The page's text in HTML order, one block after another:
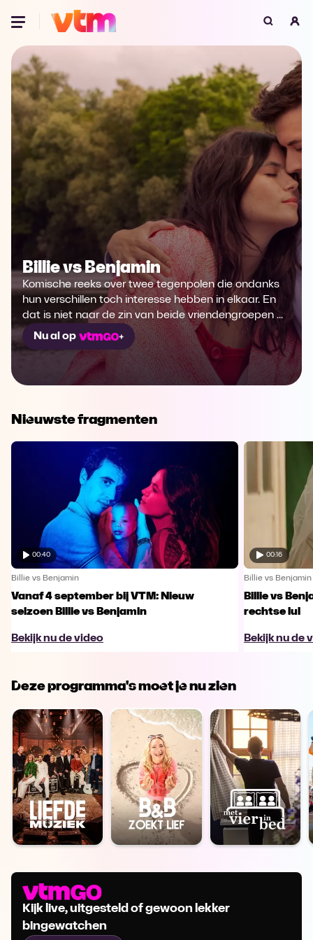
Voor je onze programma's gaat ontdekken,
best je browser updaten of hieronder één
van de ondersteunde browsers
downloaden.
Google Chrome Download
Firefox Download
Safari Download
Microsoft Edge Download
Opera Download
Billie vs Benjamin
Komische reeks over twee tegenpolen die ondanks
hun verschillen toch interesse hebben in elkaar. En
dat is niet naar de zin van beide vriendengroepen ...
Nu al op
Nieuwste fragmenten
00:40
Billie vs Benjamin
Vanaf 4 september bij VTM: Nieuw
seizoen Billie vs Benjamin
Bekijk nu de video
00:16
Billie vs Benjamin
Billie vs
rechtse lul
Bekijk nu de
Deze programma's moet je nu zien
Kijk live, uitgesteld of gewoon lekker
bingewatchen